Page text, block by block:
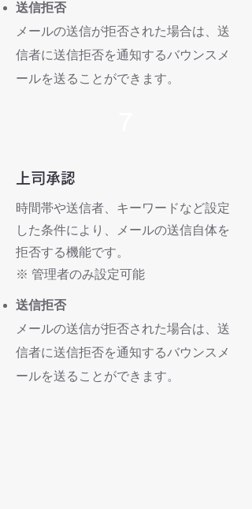
送信拒否
メールの送信が拒否された場合は、送
信者に送信拒否を通知するバウンスメ
ールを送ることができます。
上司承認
時間帯や送信者、キーワードなど設定
した条件により、メールの送信自体を
拒否する機能です。
※ 管理者のみ設定可能
送信拒否
メールの送信が拒否された場合は、送
信者に送信拒否を通知するバウンスメ
ールを送ることができます。